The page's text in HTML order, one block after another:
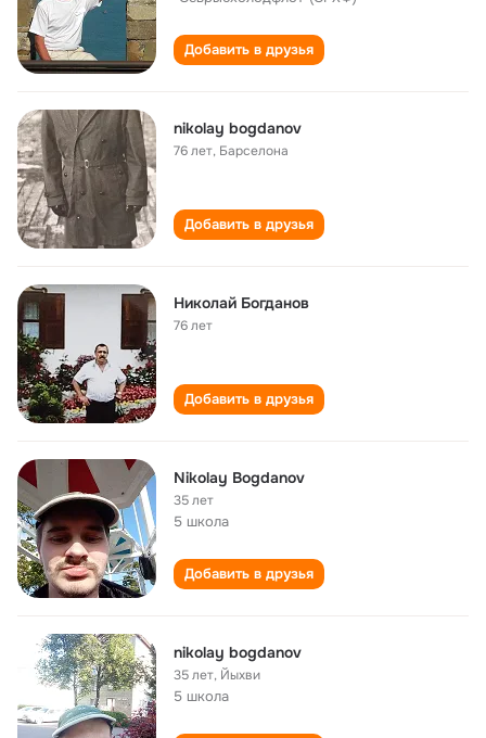
Добавить в друзья
nikolay bogdanov
76 лет, Барселона
Добавить в друзья
Николай Богданов
76 лет
Добавить в друзья
Nikolay Bogdanov
35 лет
5 школа
Добавить в друзья
nikolay bogdanov
35 лет, Йыхви
5 школа